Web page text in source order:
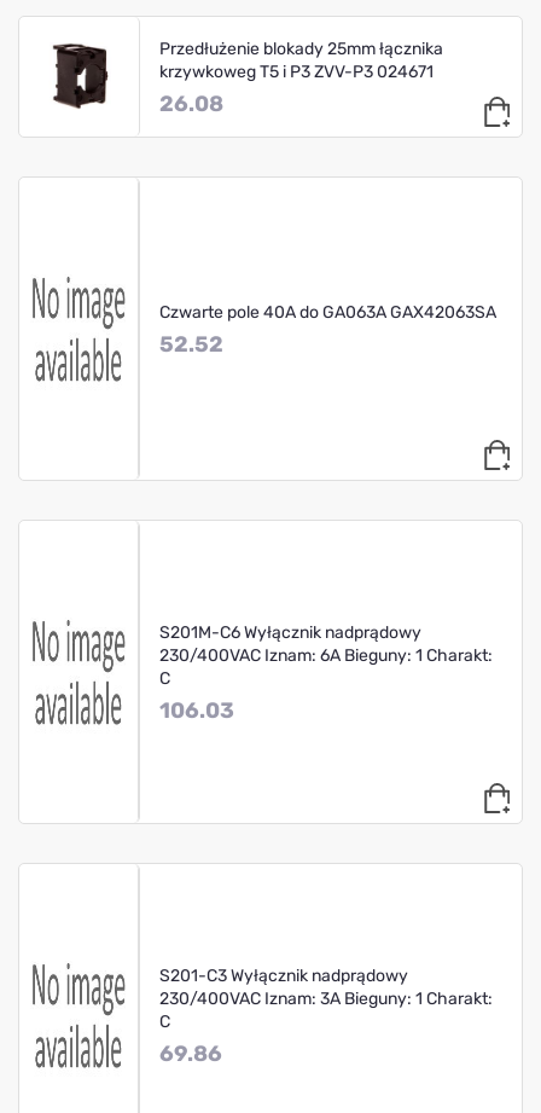
Przedłużenie blokady 25mm łącznika
krzywkoweg T5 i P3 ZVV-P3 024671
26.08
Czwarte pole 40A do GA063A GAX42063SA
52.52
S201M-C6 Wyłącznik nadprądowy
230/400VAC Iznam: 6A Bieguny: 1 Charakt:
C
106.03
S201-C3 Wyłącznik nadprądowy
230/400VAC Iznam: 3A Bieguny: 1 Charakt:
C
69.86